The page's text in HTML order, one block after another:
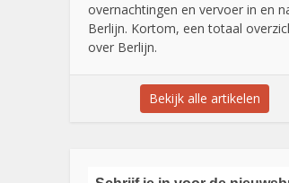
overnachtingen en vervoer in en
Berlijn. Kortom, een totaal
over Berlijn.
Bekijk alle artikelen